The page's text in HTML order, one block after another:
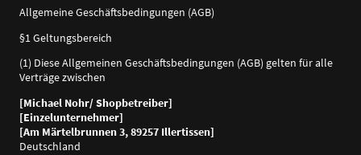
Allgemeine Geschäftsbedingungen (AGB)
§1 Geltungsbereich
(1) Diese Allgemeinen Geschäftsbedingungen (AGB) gelten für alle
Verträge zwischen
[Michael Nohr/ Shopbetreiber]
[Einzelunternehmer]
[Am Märtelbrunnen 3, 89257 Illertissen]
Deutschland